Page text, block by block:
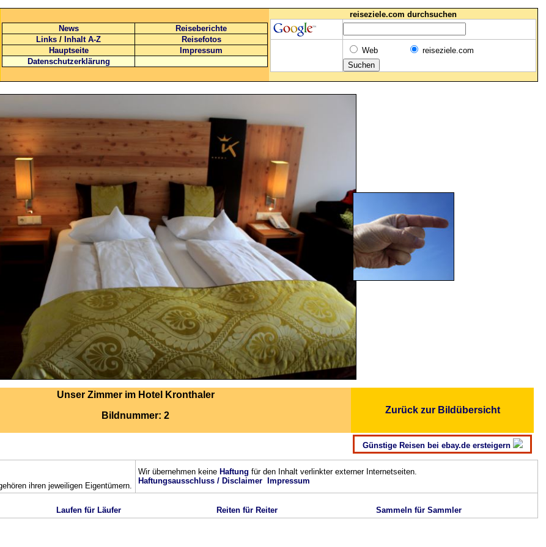
News
Reiseberichte
Links / Inhalt A-Z
Reisefotos
Hauptseite
Impressum
Datenschutzerklärung
reiseziele.com durchsuchen
Web reiseziele.com
Unser Zimmer im Hotel Kronthaler
Bildnummer: 2
Zurück zur Bildübersicht
Günstige Reisen bei ebay.de ersteigern
ihren jeweiligen Eigentümern.
Wir übernehmen keine Haftung für den Inhalt verlinkter externer Internetseiten.
Haftungsausschluss / Disclaimer
Impressum
Laufen für Läufer Reiten für Reiter Sammeln für Sammler